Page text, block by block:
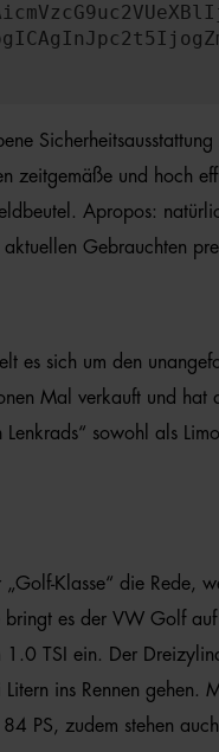
und hoch
Apropos:
Gebrauchten
sich um den
Mal verkauft und
sowohl als
Klasse“ die Rede,
es der VW Golf
TSI ein. Der
ins Rennen
PS, zudem stehen